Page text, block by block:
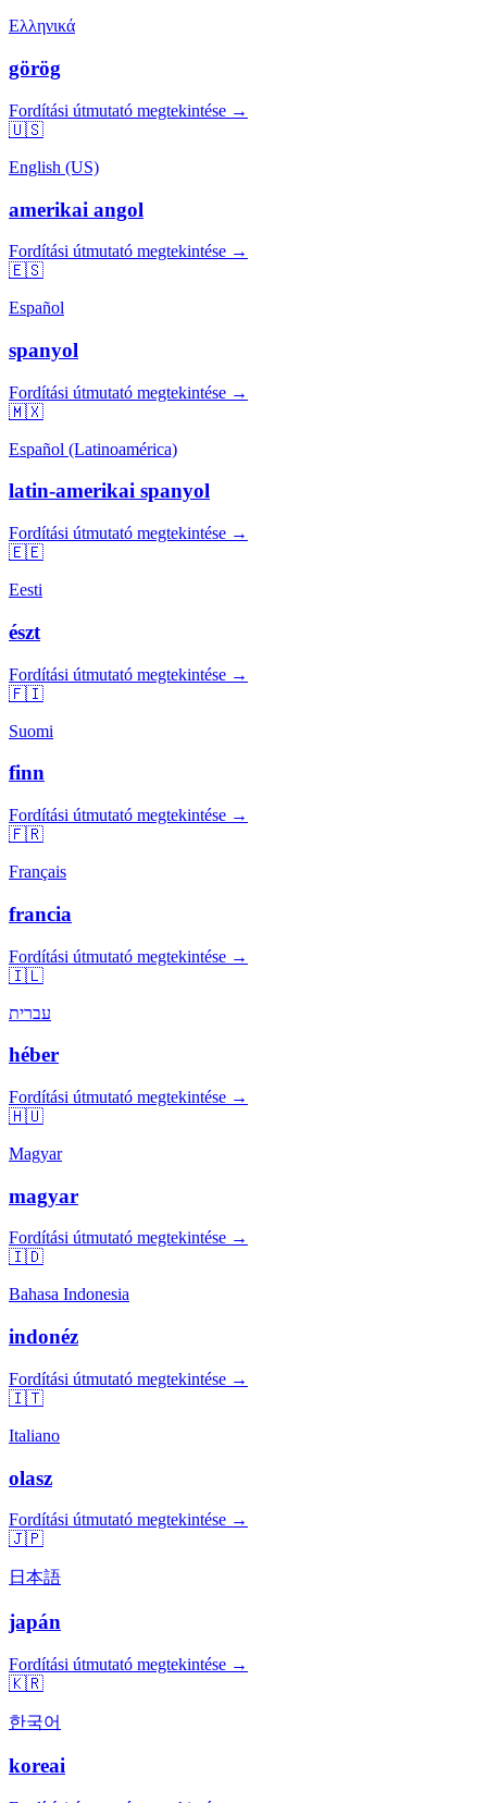
Ελληνικά
görög
Fordítási útmutató megtekintése →
🇺🇸
English (US)
amerikai angol
Fordítási útmutató megtekintése →
🇪🇸
Español
spanyol
Fordítási útmutató megtekintése →
🇲🇽
Español (Latinoamérica)
latin-amerikai spanyol
Fordítási útmutató megtekintése →
🇪🇪
Eesti
észt
Fordítási útmutató megtekintése →
🇫🇮
Suomi
finn
Fordítási útmutató megtekintése →
🇫🇷
Français
francia
Fordítási útmutató megtekintése →
🇮🇱
עברית
héber
Fordítási útmutató megtekintése →
🇭🇺
Magyar
magyar
Fordítási útmutató megtekintése →
🇮🇩
Bahasa Indonesia
indonéz
Fordítási útmutató megtekintése →
🇮🇹
Italiano
olasz
Fordítási útmutató megtekintése →
🇯🇵
日本語
japán
Fordítási útmutató megtekintése →
🇰🇷
한국어
koreai